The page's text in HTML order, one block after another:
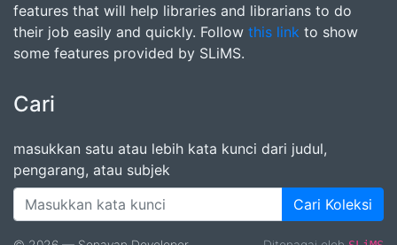
features that will help libraries and librarians to do
their job easily and quickly. Follow this link to show
some features provided by SLiMS.
Cari
masukkan satu atau lebih kata kunci dari judul,
pengarang, atau subjek
Cari Koleksi